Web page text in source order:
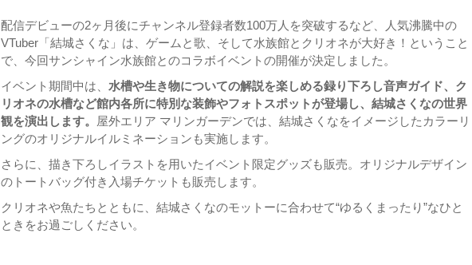
配信デビューの2ヶ月後にチャンネル登録者数100万人を突破するなど、人気沸騰中の
VTuber「結城さくな」は、ゲームと歌、そして水族館とクリオネが大好き！ということ
で、今回サンシャイン水族館とのコラボイベントの開催が決定しました。
イベント期間中は、 水槽や生き物についての解説を楽しめる録り下ろし音声ガイド、ク
リオネの水槽など館内各所に特別な装飾やフォトスポットが登場し、結城さくなの世界
観を演出します。
屋外エリア マリンガーデンでは、結城さくなをイメージしたカラーリ
ングのオリジナルイルミネーションも実施します。
さらに、描き下ろしイラストを用いたイベント限定グッズも販売。オリジナルデザイン
のトートバッグ付き入場チケットも販売します。
クリオネや魚たちとともに、結城さくなのモットーに合わせて“ゆるくまったり”なひと
ときをお過ごしください。